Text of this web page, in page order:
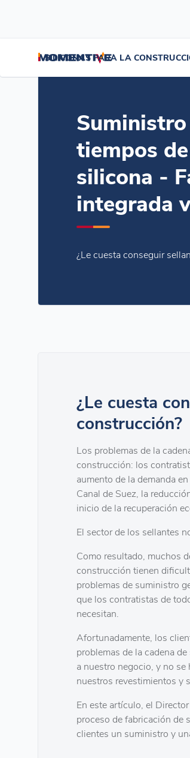
SILICONAS PARA LA
Inicio Blogs Suministro
tiempos
silicona -
integrada
¿Le cuesta conseguir
¿Le cuesta
construcción?
Los problemas de la
construcción: los
aumento de la demanda
Canal de Suez, la
inicio de la recuperación
El sector de los sellantes
Como resultado, muchos
construcción tienen
problemas de suministro
que los contratistas de
necesitan.
Afortunadamente, los
problemas de la cadena
a nuestro negocio, y no
nuestros revestimientos y
En este artículo, el
proceso de fabricación de
clientes un suministro y